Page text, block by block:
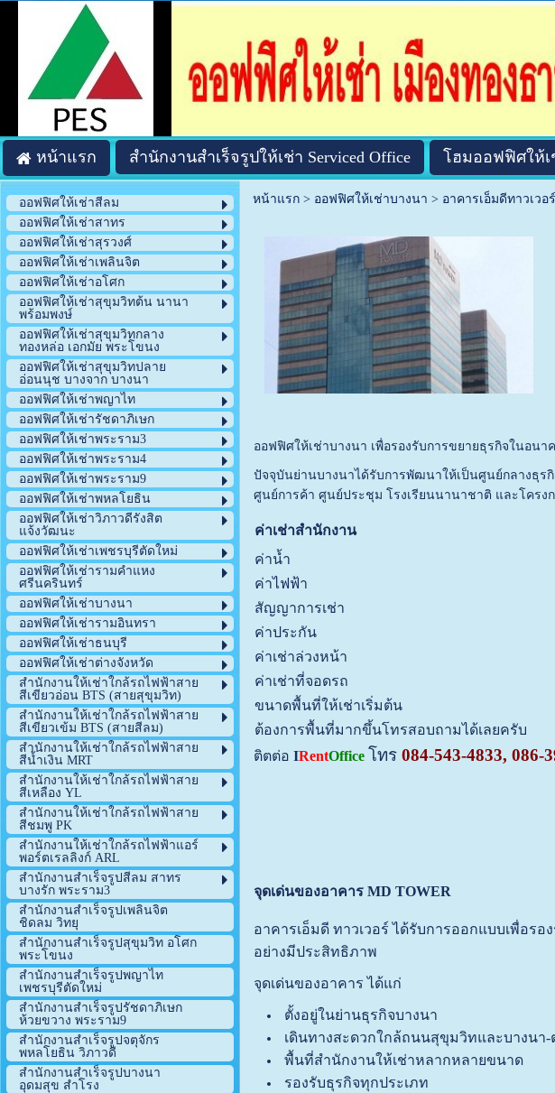
หน้าแรก สำนักงานสำเร็จรูปให้เช่า Serviced Office โฮมออฟฟิศให้เ
ออฟฟิศให้เช่าสีลม
ออฟฟิศให้เช่าสาทร
ออฟฟิศให้เช่าสุรวงศ์
ออฟฟิศให้เช่าเพลินจิต
ออฟฟิศให้เช่าอโศก
ออฟฟิศให้เช่าสุขุมวิทต้น นานา
พร้อมพงษ์
ออฟฟิศให้เช่าสุขุมวิทกลาง
ทองหล่อ เอกมัย พระโขนง
ออฟฟิศให้เช่าสุขุมวิทปลาย
อ่อนนุช บางจาก บางนา
ออฟฟิศให้เช่าพญาไท
ออฟฟิศให้เช่ารัชดาภิเษก
ออฟฟิศให้เช่าพระราม3
ออฟฟิศให้เช่าพระราม4
ออฟฟิศให้เช่าพระราม9
ออฟฟิศให้เช่าพหลโยธิน
ออฟฟิศให้เช่าวิภาวดีรังสิต
แจ้งวัฒนะ
ออฟฟิศให้เช่าเพชรบุรีตัดใหม่
ออฟฟิศให้เช่ารามคำแหง
ศรีนครินทร์
ออฟฟิศให้เช่าบางนา
ออฟฟิศให้เช่ารามอินทรา
ออฟฟิศให้เช่าธนบุรี
ออฟฟิศให้เช่าต่างจังหวัด
สำนักงานให้เช่าใกล้รถไฟฟ้าสาย
สีเขียวอ่อน BTS (สายสุขุมวิท)
สำนักงานให้เช่าใกล้รถไฟฟ้าสาย
สีเขียวเข้ม BTS (สายสีลม)
สำนักงานให้เช่าใกล้รถไฟฟ้าสาย
สีน้ำเงิน MRT
สำนักงานให้เช่าใกล้รถไฟฟ้าสาย
สีเหลือง YL
สำนักงานให้เช่าใกล้รถไฟฟ้าสาย
สีชมพู PK
สำนักงานให้เช่าใกล้รถไฟฟ้าแอร์
พอร์ตเรลลิงก์ ARL
สำนักงานสำเร็จรูปสีลม สาทร
บางรัก พระราม3
สำนักงานสำเร็จรูปเพลินจิต
ชิดลม วิทยุ
สำนักงานสำเร็จรูปสุขุมวิท อโศก
พระโขนง
สำนักงานสำเร็จรูปพญาไท
เพชรบุรีตัดใหม่
สำนักงานสำเร็จรูปรัชดาภิเษก
ห้วยขวาง พระราม9
สำนักงานสำเร็จรูปจตุจักร
พหลโยธิน วิภาวดี
สำนักงานสำเร็จรูปบางนา
อุดมสุข สำโรง
หน้าแรก> ออฟฟิศให้เช่าบางนา > อาคารเอ็มดีทาวเวอ
ออฟฟิศให้เช่าบางนา เพื่อรองรับการขยายธุรกิจในอนา
ปัจจุบันย่านบางนาได้รับการพัฒนาให้เป็นศูนย์กลางธุรกิ
ศูนย์การค้า ศูนย์ประชุม โรงเรียนนานาชาติ และโคร
ค่าเช่าสำนักงาน
ค่าน้ำ
ค่าไฟฟ้า
สัญญาการเช่า
ค่าประกัน
ค่าเช่าล่วงหน้า
ค่าเช่าที่จอดรถ
ขนาดพื้นที่ให้เช่าเริ่มต้น
ต้องการพื้นที่มากขึ้นโทรสอบถามได้เลยครับ
ติตต่อ IRentOffice โทร084-543-4833, 086-
จุดเด่นของอาคาร MD TOWER
อาคารเอ็มดี ทาวเวอร์ ได้รับการออกแบบเพื่อ
อย่างมีประสิทธิภาพ
จุดเด่นของอาคาร ได้แก่
ตั้งอยู่ในย่านธุรกิจบางนา
เดินทางสะดวกใกล้ถนนสุขุมวิทและบางนา-
พื้นที่สำนักงานให้เช่าหลากหลายขนาด
รองรับธุรกิจทุกประเภท